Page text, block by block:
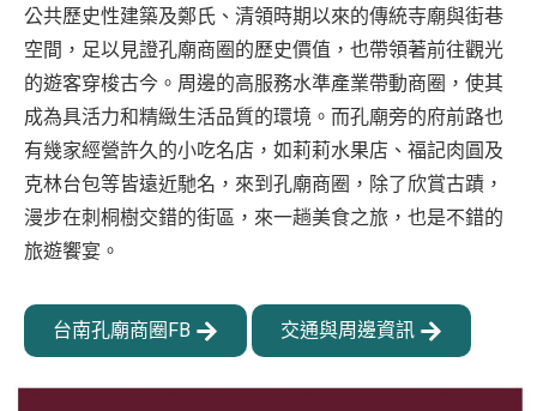
公共歷史性建築及鄭氏、清領時期以來的傳統寺廟與街巷
空間，足以見證孔廟商圈的歷史價值，也帶領著前往觀光
的遊客穿梭古今。周邊的高服務水準產業帶動商圈，使其
成為具活力和精緻生活品質的環境。而孔廟旁的府前路也
有幾家經營許久的小吃名店，如莉莉水果店、福記肉圓及
克林台包等皆遠近馳名，來到孔廟商圈，除了欣賞古蹟，
漫步在刺桐樹交錯的街區，來一趟美食之旅，也是不錯的
旅遊饗宴。
台南孔廟商圈FB 交通與周邊資訊